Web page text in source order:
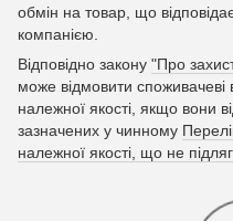
обмін на товар, що
компанією.
Відповідно закону "Про
може відмовити споживачеві
належної якості, якщо вони
зазначених у чинному
належної якості, що не